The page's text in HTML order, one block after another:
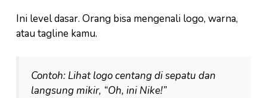
Ini level dasar. Orang bisa mengenali logo, warna,
atau tagline kamu.
Contoh: Lihat logo centang di sepatu dan
langsung mikir, “Oh, ini Nike!”